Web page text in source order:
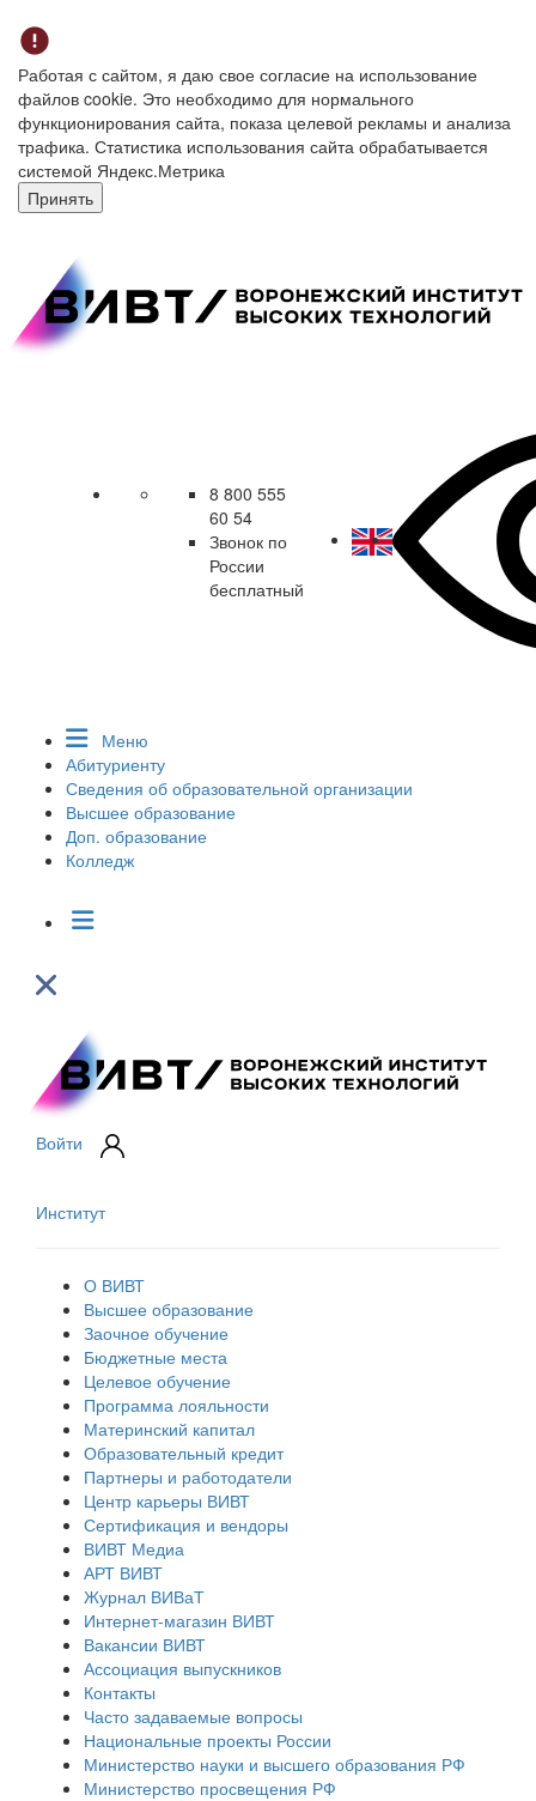
Работая с сайтом, я даю свое согласие на использование
файлов cookie. Это необходимо для нормального
функционирования сайта, показа целевой рекламы и анализа
трафика. Статистика использования сайта обрабатывается
системой Яндекс.Метрика
Принять
8 800 555
60 54
Звонок по
России
бесплатный
Меню
Абитуриенту
Сведения об образовательной организации
Высшее образование
Доп. образование
Колледж
Войти
Институт
О ВИВТ
Высшее образование
Заочное обучение
Бюджетные места
Целевое обучение
Программа лояльности
Материнский капитал
Образовательный кредит
Партнеры и работодатели
Центр карьеры ВИВТ
Сертификация и вендоры
ВИВТ Медиа
АРТ ВИВТ
Журнал ВИВаТ
Интернет-магазин ВИВТ
Вакансии ВИВТ
Ассоциация выпускников
Контакты
Часто задаваемые вопросы
Национальные проекты России
Министерство науки и высшего образования РФ
Министерство просвещения РФ